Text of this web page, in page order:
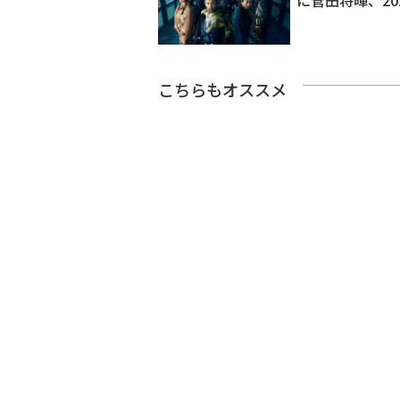
こちらもオススメ